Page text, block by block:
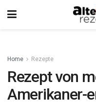
Home Rezepte
Rezept von
Amerikaner-